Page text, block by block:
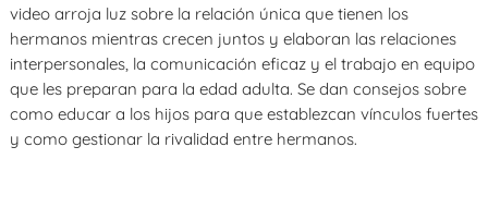
video arroja luz sobre la relación única que tienen los
hermanos mientras crecen juntos y elaboran las relaciones
interpersonales, la comunicación eficaz y el trabajo en equipo
que les preparan para la edad adulta. Se dan consejos sobre
como educar a los hijos para que establezcan vínculos fuertes
y como gestionar la rivalidad entre hermanos.